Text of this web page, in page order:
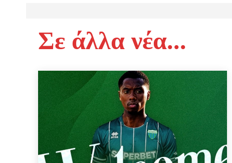
Σε άλλα νέα...